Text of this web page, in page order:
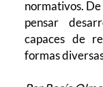
normativos.
pensar
capaces de
formas